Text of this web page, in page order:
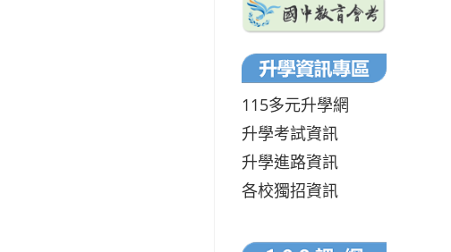
115多元升學網
升學考試資訊
升學進路資訊
各校獨招資訊